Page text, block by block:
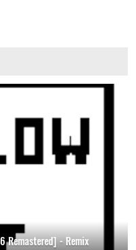
Remastered] - Remix